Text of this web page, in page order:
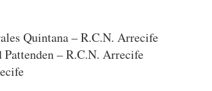
Quintana – R.C.N. Arrecife
Pattenden – R.C.N. Arrecife